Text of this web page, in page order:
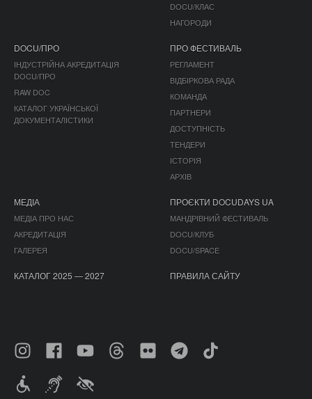
DOCU/КЛАС
НАГОРОДИ
DOCU/ПРО
ІНДУСТРІЙНА АКРЕДИТАЦІЯ
DOCU/ПРО
RAW DOC
КАТАЛОГ УКРАЇНСЬКОЇ
ДОКУМЕНТАЛІСТИКИ
ПРО ФЕСТИВАЛЬ
РЕГЛАМЕНТ
ВІДБІРКОВА РАДА
КОМАНДА
ПАРТНЕРИ
ДОСТУПНІСТЬ
ТЕНДЕРИ
ІСТОРІЯ
АРХІВ
МЕДІА
МЕДІА ПРО НАС
АКРЕДИТАЦІЯ
ГАЛЕРЕЯ
ПРОЄКТИ DOCUDAYS UA
МАНДРІВНИЙ ФЕСТИВАЛЬ
DOCU/КЛУБ
DOCU/SPACE
КАТАЛОГ 2025 — 2027 ПРАВИЛА САЙТУ